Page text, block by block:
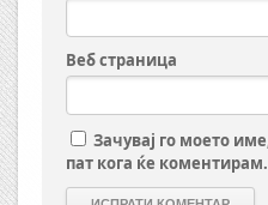
Веб страница
Зачувај го моето
пат кога ќе коментирам.